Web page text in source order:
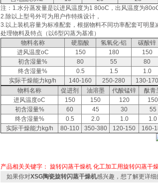
注：1.水分蒸发量是以进风温度为1 80oC，出风温度为
2.除以上型号外可为用户作特殊设计，
3.以上装机容量为标准配套，根据物料不同功率配套可明显
处理物料及特点（以6型闪蒸为基准）
物料名称
硬脂酸 氢氧化-铝 碳酸锌
进风温度oC
150 180 150
初含湿量%
80 55 80
终含湿量%
0.5 1.5 1.0
实际干燥能力kg/h
140-160 250-280 130-170
物料名称
促进剂 油溶墨 代酸锰锌 酞青
进风温度oC
150 150 120 150
初含湿量%
60 45 30 55
终含湿量%
0.5 2.0 1.0 1.0
实际干燥能力kg/h
80-110 350-380 120-150 160-
产品相关关键字： 旋转闪蒸干燥机 化工加工用旋转闪蒸干
如果你对XSG陶瓷旋转闪蒸干燥机感兴趣，想了解更详细